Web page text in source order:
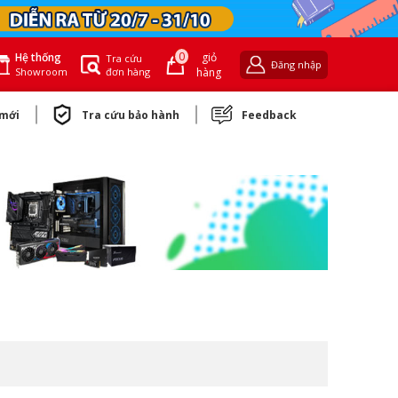
Hệ thống
Showroom
Tra cứu
đơn hàng
0
giỏ
hàng
Đăng nhập
Tra cứu bảo hành Feedback